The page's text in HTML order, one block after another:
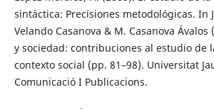
sintáctica: Precisiones metodológicas. In
Velando Casanova & M. Casanova Ávalos
y sociedad: contribuciones al estudio de
contexto social (pp. 81–98). Universitat
Comunicació I Publicacions.